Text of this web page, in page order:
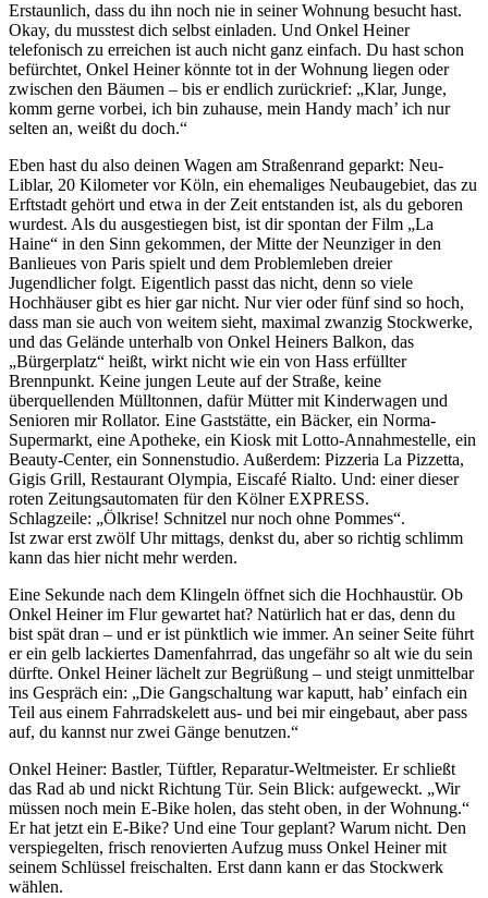
Erstaunlich, dass du ihn noch nie in seiner Wohnung besucht hast.
Okay, du musstest dich selbst einladen. Und Onkel Heiner
telefonisch zu erreichen ist auch nicht ganz einfach. Du hast schon
befürchtet, Onkel Heiner könnte tot in der Wohnung liegen oder
zwischen den Bäumen – bis er endlich zurückrief: „Klar, Junge,
komm gerne vorbei, ich bin zuhause, mein Handy mach’ ich nur
selten an, weißt du doch.“
Eben hast du also deinen Wagen am Straßenrand geparkt: Neu-
Liblar, 20 Kilometer vor Köln, ein ehemaliges Neubaugebiet, das zu
Erftstadt gehört und etwa in der Zeit entstanden ist, als du geboren
wurdest. Als du ausgestiegen bist, ist dir spontan der Film „La
Haine“ in den Sinn gekommen, der Mitte der Neunziger in den
Banlieues von Paris spielt und dem Problemleben dreier
Jugendlicher folgt. Eigentlich passt das nicht, denn so viele
Hochhäuser gibt es hier gar nicht. Nur vier oder fünf sind so hoch,
dass man sie auch von weitem sieht, maximal zwanzig Stockwerke,
und das Gelände unterhalb von Onkel Heiners Balkon, das
„Bürgerplatz“ heißt, wirkt nicht wie ein von Hass erfüllter
Brennpunkt. Keine jungen Leute auf der Straße, keine
überquellenden Mülltonnen, dafür Mütter mit Kinderwagen und
Senioren mir Rollator. Eine Gaststätte, ein Bäcker, ein Norma-
Supermarkt, eine Apotheke, ein Kiosk mit Lotto-Annahmestelle, ein
Beauty-Center, ein Sonnenstudio. Außerdem: Pizzeria La Pizzetta,
Gigis Grill, Restaurant Olympia, Eiscafé Rialto. Und: einer dieser
roten Zeitungsautomaten für den Kölner EXPRESS.
Schlagzeile: „Ölkrise! Schnitzel nur noch ohne Pommes“.
Ist zwar erst zwölf Uhr mittags, denkst du, aber so richtig schlimm
kann das hier nicht mehr werden.
Eine Sekunde nach dem Klingeln öffnet sich die Hochhaustür. Ob
Onkel Heiner im Flur gewartet hat? Natürlich hat er das, denn du
bist spät dran – und er ist pünktlich wie immer. An seiner Seite führt
er ein gelb lackiertes Damenfahrrad, das ungefähr so alt wie du sein
dürfte. Onkel Heiner lächelt zur Begrüßung – und steigt unmittelbar
ins Gespräch ein: „Die Gangschaltung war kaputt, hab’ einfach ein
Teil aus einem Fahrradskelett aus- und bei mir eingebaut, aber pass
auf, du kannst nur zwei Gänge benutzen.“
Onkel Heiner: Bastler, Tüftler, Reparatur-Weltmeister. Er schließt
das Rad ab und nickt Richtung Tür. Sein Blick: aufgeweckt. „Wir
müssen noch mein E-Bike holen, das steht oben, in der Wohnung.“
Er hat jetzt ein E-Bike? Und eine Tour geplant? Warum nicht. Den
verspiegelten, frisch renovierten Aufzug muss Onkel Heiner mit
seinem Schlüssel freischalten. Erst dann kann er das Stockwerk
wählen.